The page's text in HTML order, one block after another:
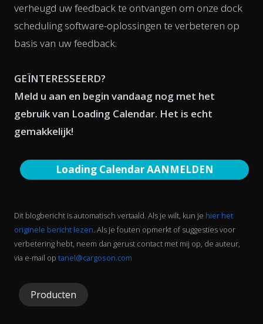
verheugd uw feedback te ontvangen om onze dock
scheduling software-oplossingen te verbeteren op
basis van uw feedback.
GEÏNTERESSEERD?
Meld u aan en begin vandaag nog met het
gebruik van Loading Calendar. Het is echt
gemakkelijk!
Loading Calendar AANMELDEN
Dit blogbericht is automatisch vertaald. Als je wilt, kun je hier het
originele bericht lezen. Als je fouten opmerkt of suggesties voor
verbetering hebt, neem dan gerust contact met mij op, de auteur,
via e-mail op tanel@cargoson.com
Producten